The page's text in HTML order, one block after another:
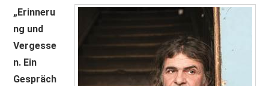
AUSSTELLUNGEN
ARCHIV
„Erinneru
ng und
Vergesse
n. Ein
Gespräch